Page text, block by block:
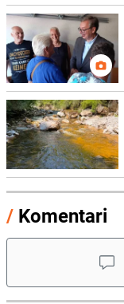
/ Komentari